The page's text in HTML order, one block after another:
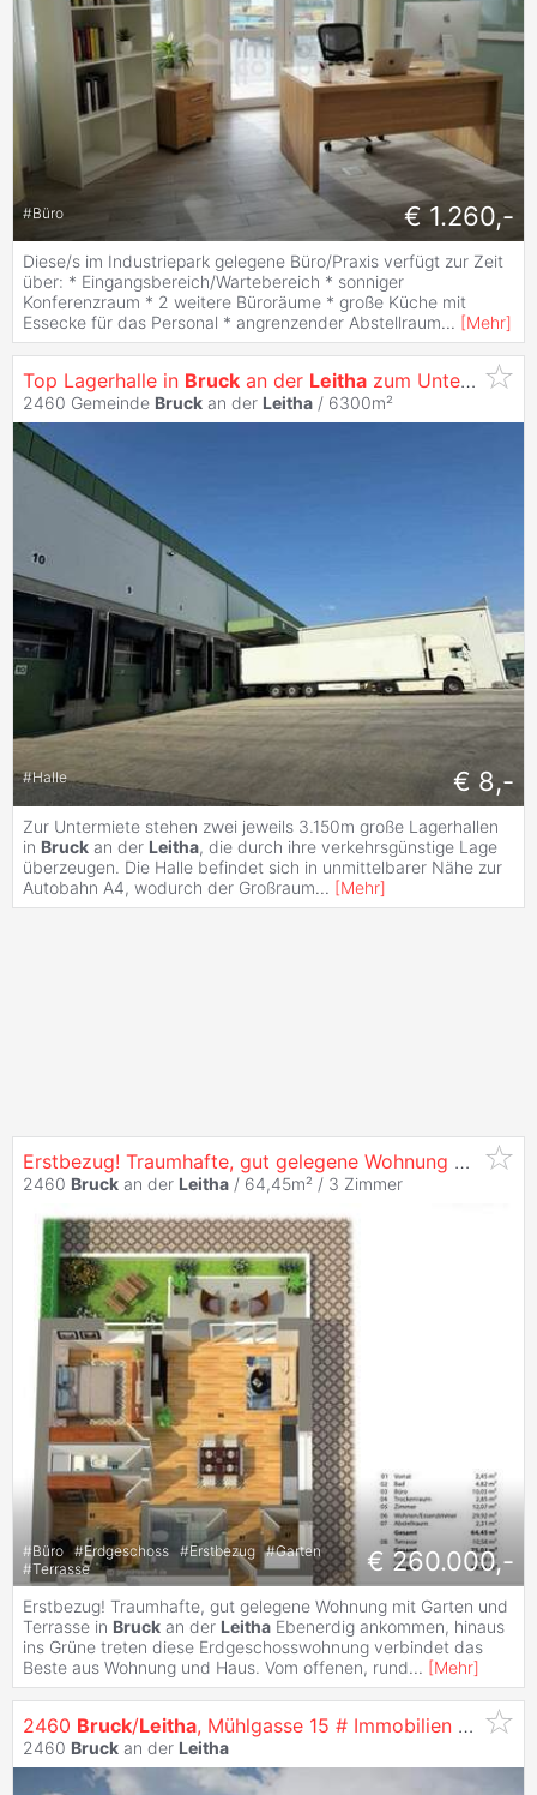
#Büro € 1.260,-
Diese/s im Industriepark gelegene Büro/Praxis verfügt zur Zeit
über: * Eingangsbereich/Wartebereich * sonniger
Konferenzraum * 2 weitere Büroräume * große Küche mit
Essecke für das Personal * angrenzender Abstellraum... [Mehr]
Top Lagerhalle in Bruck an der Leitha zum Untermieten!
2460 Gemeinde Bruck an der Leitha / 6300m²
#Halle € 8,-
Zur Untermiete stehen zwei jeweils 3.150m große Lagerhallen
in Bruck an der Leitha, die durch ihre verkehrsgünstige Lage
überzeugen. Die Halle befindet sich in unmittelbarer Nähe zur
Autobahn A4, wodurch der Großraum... [Mehr]
Erstbezug! Traumhafte, gut gelegene Wohnung mit Garten und Terrasse in
2460 Bruck an der Leitha / 64,45m² / 3 Zimmer
#Büro #Erdgeschoss #Erstbezug #Garten
#Terrasse € 260.000,-
Erstbezug! Traumhafte, gut gelegene Wohnung mit Garten und
Terrasse in Bruck an der Leitha Ebenerdig ankommen, hinaus
ins Grüne treten diese Erdgeschosswohnung verbindet das
Beste aus Wohnung und Haus. Vom offenen, rund... [Mehr]
2460 Bruck/Leitha, Mühlgasse 15 # Immobilien EIGENTUM
2460 Bruck an der Leitha